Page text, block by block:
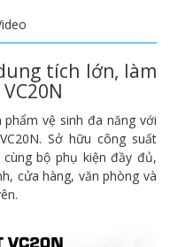
tích lớn, làm
vệ sinh đa năng với
Sở hữu công suất
bộ phụ kiện đầy đủ,
cửa hàng, văn phòng và